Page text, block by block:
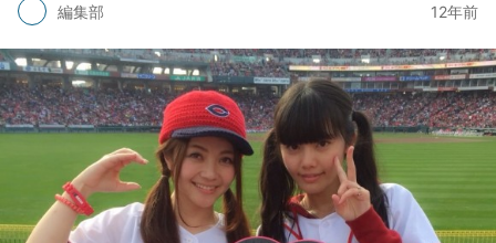
編集部 12年前